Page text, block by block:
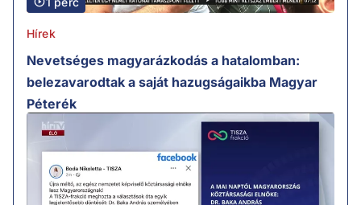
Hírek
Nevetséges magyarázkodás a hatalomban:
belezavarodtak a saját hazugságaikba Magyar
Péterék